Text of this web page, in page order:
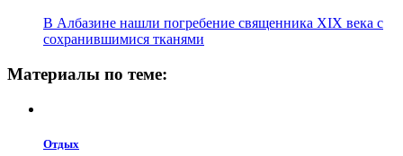
В Албазине нашли погребение священника XIX века с
сохранившимися тканями
Материалы по теме:
Отдых